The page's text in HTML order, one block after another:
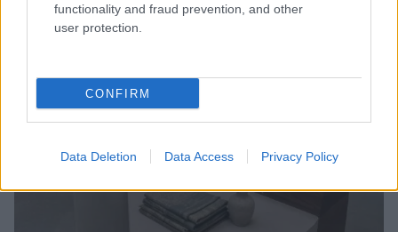
functionality and fraud prevention, and other
user protection.
CONFIRM
Data Deletion Data Access Privacy Policy
BELLEZZA